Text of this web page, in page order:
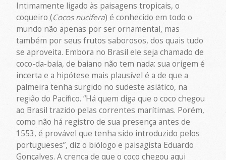
Intimamente ligado às paisagens tropicais, o
coqueiro (Cocos nucifera) é conhecido em todo o
mundo não apenas por ser ornamental, mas
também por seus frutos saborosos, dos quais tudo
se aproveita. Embora no Brasil ele seja chamado de
coco-da-baía, de baiano não tem nada: sua origem é
incerta e a hipótese mais plausível é a de que a
palmeira tenha surgido no sudeste asiático, na
região do Pacífico. “Há quem diga que o coco chegou
ao Brasil trazido pelas correntes marítimas. Porém,
como não há registro de sua presença antes de
1553, é provável que tenha sido introduzido pelos
portugueses”, diz o biólogo e paisagista Eduardo
Gonçalves. A crença de que o coco chegou aqui